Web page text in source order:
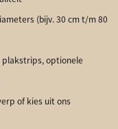
(bijv. 30 cm t/m 80
plakstrips, optionele
of kies uit ons